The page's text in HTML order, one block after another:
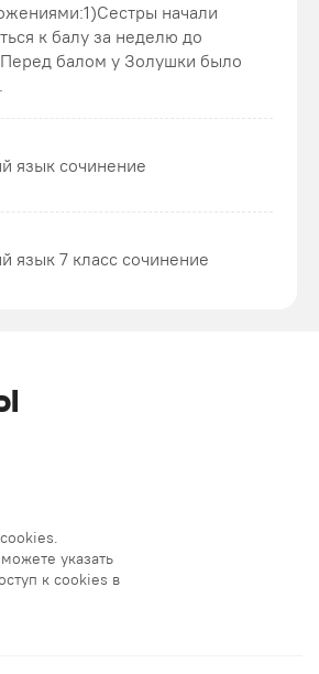
начали
к балу за неделю до
балом у Золушки было
язык сочинение
язык 7 класс сочинение
указать
к cookies в